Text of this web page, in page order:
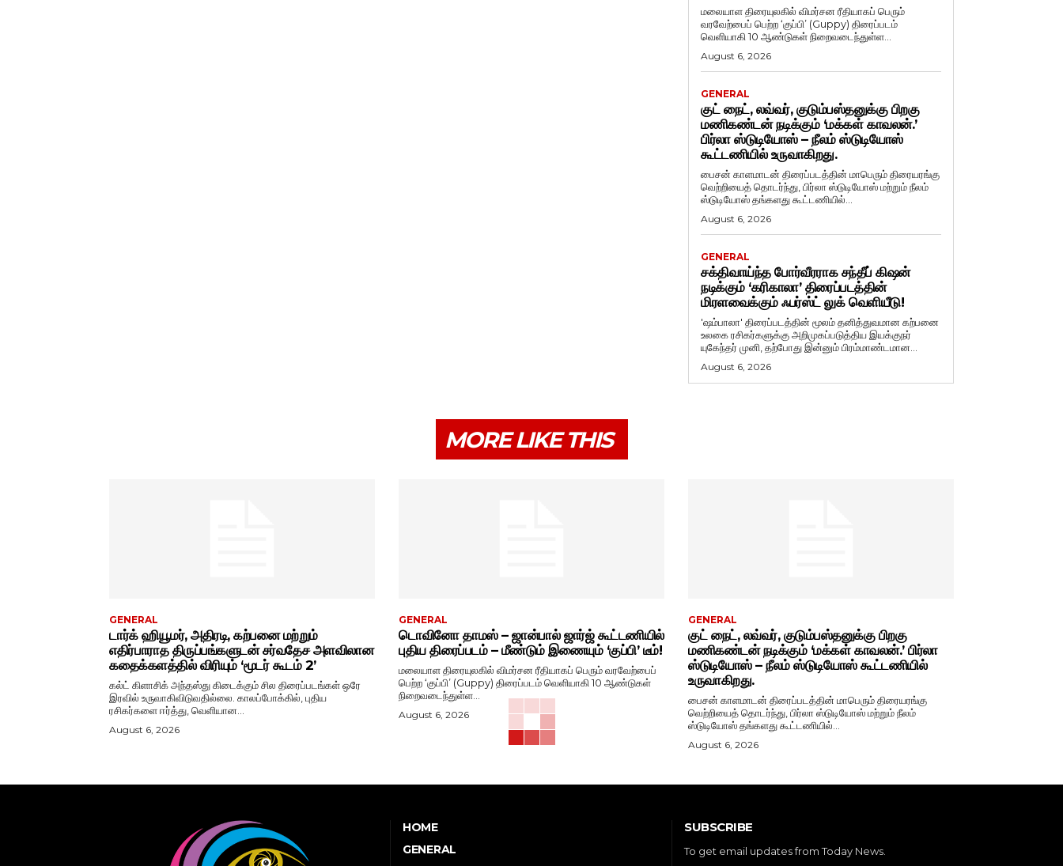
மலையாள திரையுலகில் விமர்சன ரீதியாகப் பெரும்
வரவேற்பைப் பெற்ற ‘குப்பி’ (Guppy) திரைப்படம்
வெளியாகி 10 ஆண்டுகள் நிறைவடைந்துள்ள...
August 6, 2026
GENERAL
குட் நைட், லவ்வர், குடும்பஸ்தனுக்கு பிறகு
மணிகண்டன் நடிக்கும் ‘மக்கள் காவலன்.’
பிர்லா ஸ்டுடியோஸ் – நீலம் ஸ்டுடியோஸ்
கூட்டணியில் உருவாகிறது.
பைசன் காளமாடன் திரைப்படத்தின் மாபெரும் திரையரங்கு
வெற்றியைத் தொடர்ந்து, பிர்லா ஸ்டுடியோஸ் மற்றும் நீலம்
ஸ்டுடியோஸ் தங்களது கூட்டணியில்...
August 6, 2026
GENERAL
சக்திவாய்ந்த போர்வீரராக சந்தீப் கிஷன்
நடிக்கும் ‘கரிகாலா’ திரைப்படத்தின்
மிரளவைக்கும் ஃபர்ஸ்ட் லுக் வெளியீடு!
'ஷம்பாலா' திரைப்படத்தின் மூலம் தனித்துவமான கற்பனை
உலகை ரசிகர்களுக்கு அறிமுகப்படுத்திய இயக்குநர்
யுகேந்தர் முனி, தற்போது இன்னும் பிரம்மாண்டமான...
August 6, 2026
MORE LIKE THIS
GENERAL
டார்க் ஹியூமர், அதிரடி, கற்பனை மற்றும்
எதிர்பாராத திருப்பங்களுடன் சர்வதேச அளவிலான
கதைக்களத்தில் விரியும் ‘மூடர் கூடம் 2’
கல்ட் கிளாசிக் அந்தஸ்து கிடைக்கும் சில திரைப்படங்கள் ஒரே
இரவில் உருவாகிவிடுவதில்லை. காலப்போக்கில், புதிய
ரசிகர்களை ஈர்த்து, வெளியான...
August 6, 2026
GENERAL
டொவினோ தாமஸ் – ஜான்பால் ஜார்ஜ் கூட்டணியில்
புதிய திரைப்படம் – மீண்டும் இணையும் ‘குப்பி’ டீம்!
மலையாள திரையுலகில் விமர்சன ரீதியாகப் பெரும் வரவேற்பைப்
பெற்ற ‘குப்பி’ (Guppy) திரைப்படம் வெளியாகி 10 ஆண்டுகள்
நிறைவடைந்துள்ள...
August 6, 2026
GENERAL
குட் நைட், லவ்வர், குடும்பஸ்தனுக்கு பிறகு
மணிகண்டன் நடிக்கும் ‘மக்கள் காவலன்.’ பிர்லா
ஸ்டுடியோஸ் – நீலம் ஸ்டுடியோஸ் கூட்டணியில்
உருவாகிறது.
பைசன் காளமாடன் திரைப்படத்தின் மாபெரும் திரையரங்கு
வெற்றியைத் தொடர்ந்து, பிர்லா ஸ்டுடியோஸ் மற்றும் நீலம்
ஸ்டுடியோஸ் தங்களது கூட்டணியில்...
August 6, 2026
HOME
GENERAL
SUBSCRIBE
To get email updates from Today News.